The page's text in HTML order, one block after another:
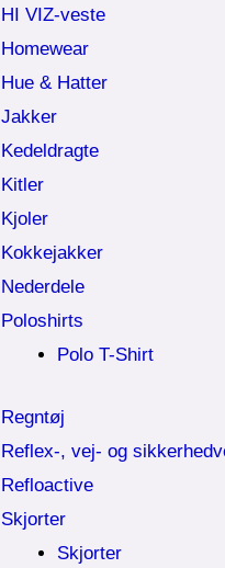
HI VIZ-veste
Homewear
Hue & Hatter
Jakker
Kedeldragte
Kitler
Kjoler
Kokkejakker
Nederdele
Poloshirts
Polo T-Shirt
Regntøj
Reflex-, vej- og
Refloactive
Skjorter
Skjorter